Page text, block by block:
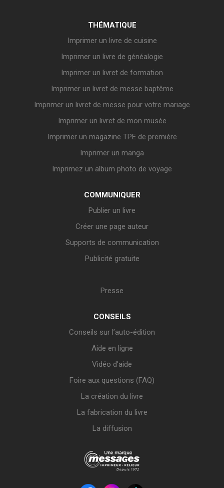
THÉMATIQUE
Imprimer un livre de cuisine
Imprimer un livre de généalogie
Imprimer un livret de formation
Imprimer un livret de messe baptême
Imprimer un livret de messe pour votre mariage
Imprimer un livret de mon musée
Imprimer un magazine TPE de première
Imprimer un manga
Imprimez un album photo de voyage
COMMUNIQUER
Publier un livre
Créer une page auteur
Supports de communication
Publicité gratuite
Presse
CONSEILS
Conseils sur l’auto-édition
Aide en ligne
Vidéo d’aide
Foire aux questions (FAQ)
La création du livre
La fabrication du livre
La diffusion